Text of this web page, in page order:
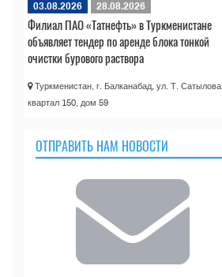
03.08.2026 28.08.2026
Филиал ПАО «Татнефть» в Туркменистане
объявляет тендер по аренде блока тонкой
очистки бурового раствора
Туркменистан, г. Балканабад, ул. Т. Сатылова,
квартал 150, дом 59
ОТПРАВИТЬ НАМ НОВОСТИ